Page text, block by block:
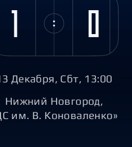
1 0
Декабря, Сбт, 13:00
Нижний Новгород,
им. В. Коноваленко»